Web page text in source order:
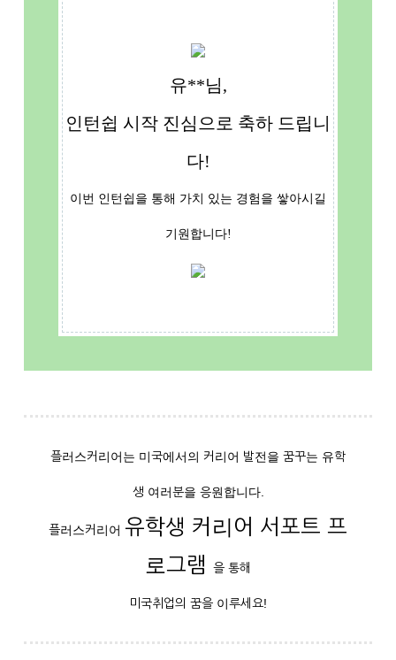
유**님,
인턴쉽 시작 진심으로 축하 드립니
다!
이번 인턴쉽을 통해 가치 있는 경험을 쌓아시길
기원합니다!
플러스커리어는 미국에서의 커리어 발전을 꿈꾸는 유학
생 여러분을 응원합니다.
플러스커리어 유학생 커리어 서포트 프
로그램
을 통해
미국취업의 꿈을 이루세요!